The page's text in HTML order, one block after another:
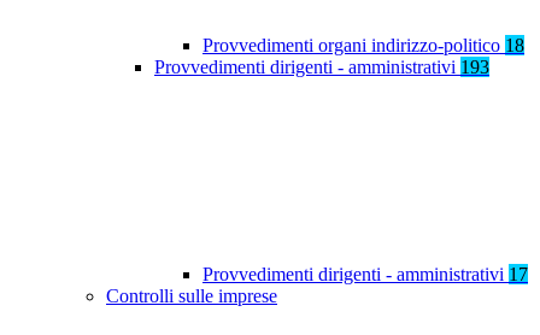
Provvedimenti organi indirizzo-politico 18
Provvedimenti dirigenti - amministrativi 193
Provvedimenti dirigenti - amministrativi 17
Controlli sulle imprese